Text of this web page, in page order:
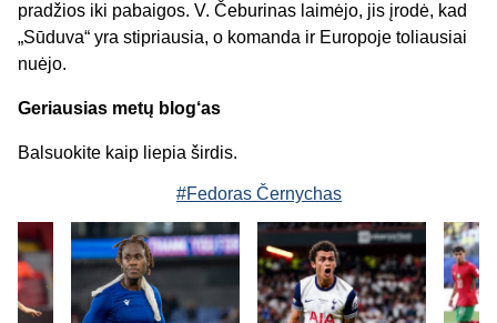
pradžios iki pabaigos. V. Čeburinas laimėjo, jis įrodė, kad
„Sūduva“ yra stipriausia, o komanda ir Europoje toliausiai
nuėjo.
Geriausias metų blog‘as
Balsuokite kaip liepia širdis.
#Fedoras Černychas